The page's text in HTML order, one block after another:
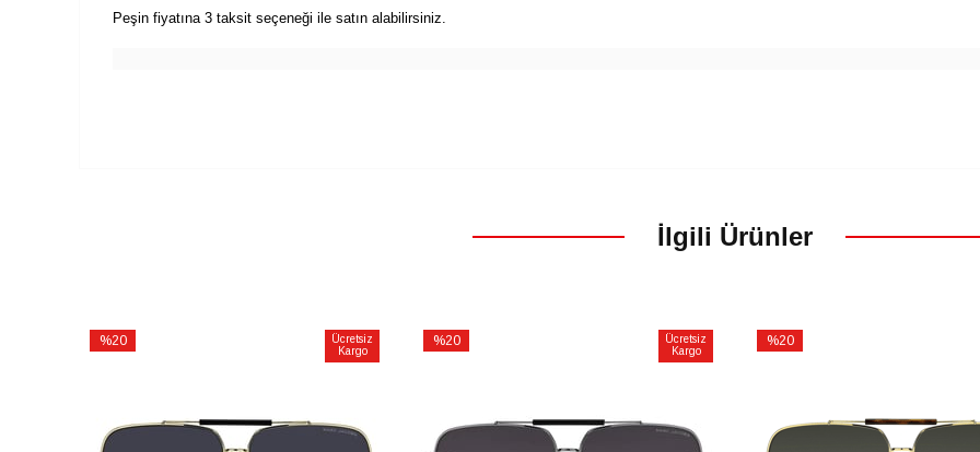
Peşin fiyatına 3 taksit seçeneği ile satın alabilirsiniz.
İlgili Ürünler
%20
Ücretsiz
Kargo
%20
Ücretsiz
Kargo
%20